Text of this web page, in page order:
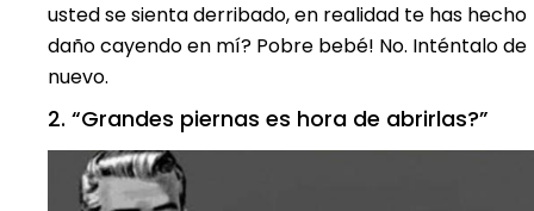
usted se sienta derribado, en realidad te has hecho
daño cayendo en mí? Pobre bebé! No. Inténtalo de
nuevo.
2. “Grandes piernas es hora de abrirlas?”